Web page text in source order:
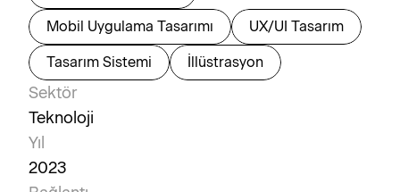
Mobil Uygulama Tasarımı UX/UI Tasarım
Tasarım Sistemi İllüstrasyon
Sektör
Teknoloji
Yıl
2023